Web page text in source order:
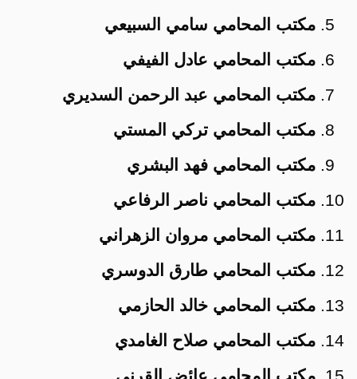
مكتب المحامي سامي السبيعي
مكتب المحامي عادل الفيفي
مكتب المحامي عبد الرحمن السديري
مكتب المحامي تركي المستي
مكتب المحامي فهد البشري
مكتب المحامي ناصر الرفاعي
مكتب المحامي مروان الزهراني
مكتب المحامي طارق الدوسري
مكتب المحامي خالد الحازمي
مكتب المحامي صلاح الغامدي
مكتب المحامي عائض القرني